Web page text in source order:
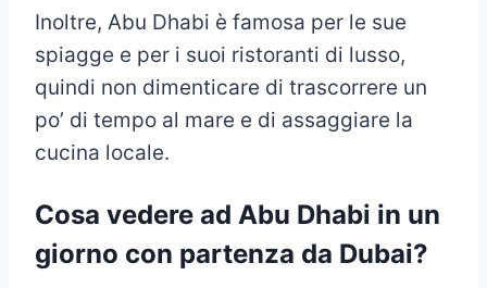
Inoltre, Abu Dhabi è famosa per le sue
spiagge e per i suoi ristoranti di lusso,
quindi non dimenticare di trascorrere un
po’ di tempo al mare e di assaggiare la
cucina locale.
Cosa vedere ad Abu Dhabi in un
giorno con partenza da Dubai?